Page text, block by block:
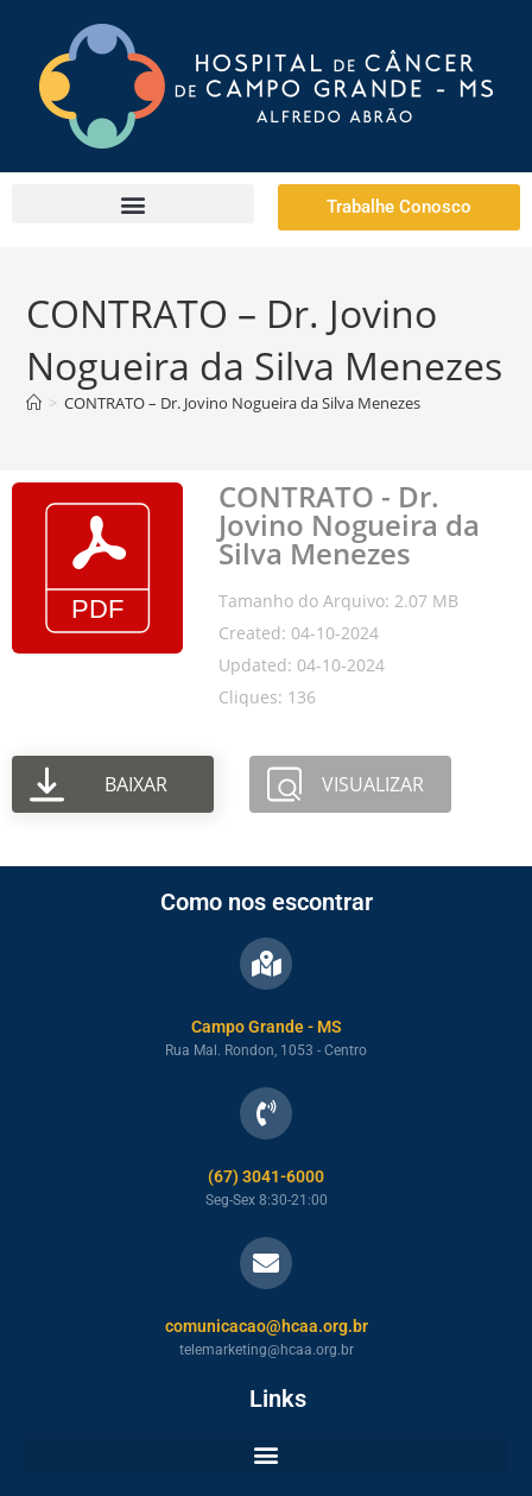
Trabalhe Conosco
CONTRATO – Dr. Jovino
Nogueira da Silva Menezes
> CONTRATO – Dr. Jovino Nogueira da Silva Menezes
CONTRATO - Dr.
Jovino Nogueira da
Silva Menezes
Tamanho do Arquivo: 2.07 MB
Created: 04-10-2024
Updated: 04-10-2024
Cliques: 136
BAIXAR VISUALIZAR
Como nos escontrar
Campo Grande - MS
Rua Mal. Rondon, 1053 - Centro
(67) 3041-6000
Seg-Sex 8:30-21:00
comunicacao@hcaa.org.br
telemarketing@hcaa.org.br
Links